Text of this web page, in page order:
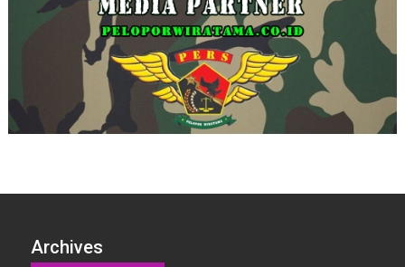
Archives